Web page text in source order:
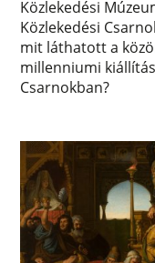
Közlekedési
Közlekedési
mit láthatott a
millenniumi
Csarnokban?